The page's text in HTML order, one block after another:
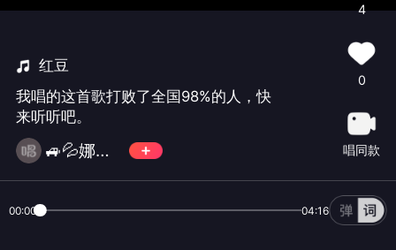
红豆
我唱的这首歌打败了全国98%的人，快
来听听吧。
🚙💦娜是一阵风
4
0
唱同款
00:00 04:16